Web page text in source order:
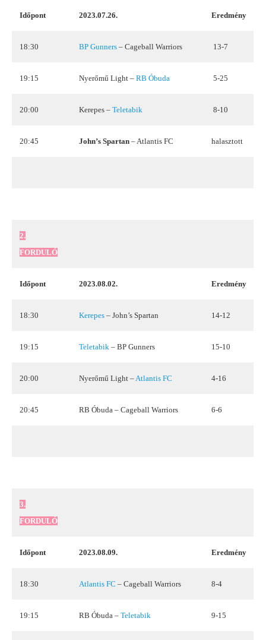
Időpont 2023.07.26. Eredmény
18:30 BP Gunners – Cageball Warriors 13-7
19:15 Nyerőmű Light – RB Óbuda 5-25
20:00 Kerepes – Teletabik 8-10
20:45 John’s Spartan – Atlantis FC halasztott
2.
FORDULÓ
Időpont 2023.08.02. Eredmény
18:30 Kerepes – John’s Spartan 14-12
19:15 Teletabik – BP Gunners 15-10
20:00 Nyerőmű Light –Atlantis FC 4-16
20:45 RB Óbuda – Cageball Warriors 6-6
3.
FORDULÓ
Időpont 2023.08.09. Eredmény
18:30 Atlantis FC – Cageball Warriors 8-4
19:15 RB Óbuda – Teletabik 9-15